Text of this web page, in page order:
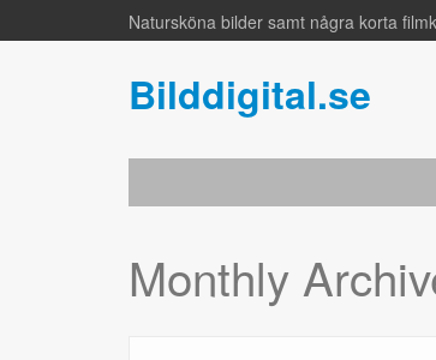
Natursköna bilder samt några korta
Bilddigital.se
Monthly